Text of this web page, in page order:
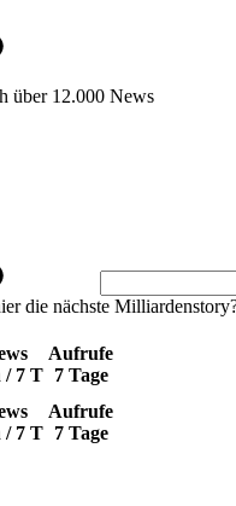
über 12.000 News
die nächste
/ 7 T
Aufrufe
7 Tage
/ 7 T
Aufrufe
7 Tage